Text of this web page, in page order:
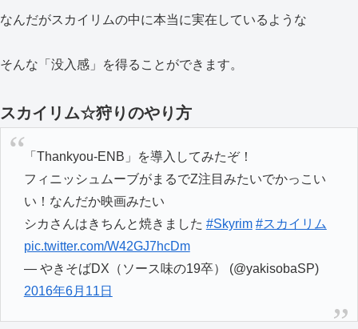
なんだがスカイリムの中に本当に実在しているような
そんな「没入感」を得ることができます。
スカイリム☆狩りのやり方
「Thankyou-ENB」を導入してみたぞ！
フィニッシュムーブがまるでZ注目みたいでかっこい
い！なんだか映画みたい
シカさんはきちんと焼きました #Skyrim #スカイリム
pic.twitter.com/W42GJ7hcDm
— やきそばDX（ソース味の19卒） (@yakisobaSP)
2016年6月11日